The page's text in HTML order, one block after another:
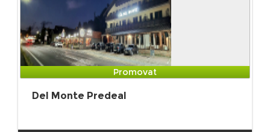
Promovat
Del Monte Predeal